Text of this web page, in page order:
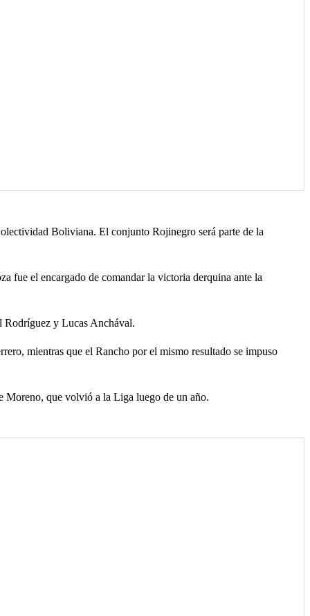
Boliviana. El conjunto Rojinegro será parte de la
fue el encargado de comandar la victoria derquina ante la
Rodríguez y Lucas Anchával.
mientras que el Rancho por el mismo resultado se impuso
Moreno, que volvió a la Liga luego de un año.